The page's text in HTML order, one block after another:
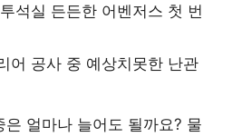
석실 든든한 어벤저스 첫 번
어 공사 중 예상치못한 난관
얼마나 늘어도 될까요? 물